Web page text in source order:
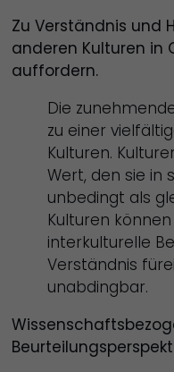
Zu Verständnis und
anderen Kulturen in
auffordern.
Die
zu einer
Kulturen.
Wert, den sie in
unbedingt als
Kulturen
interkulturelle
Verständnis
unabdingbar.